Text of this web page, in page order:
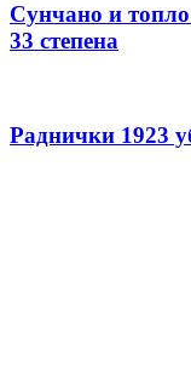
Сунчано и топло
33 степена
Раднички 1923